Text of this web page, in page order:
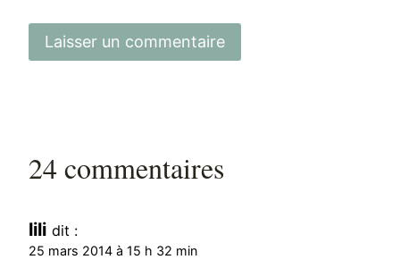
24 commentaires
lili dit :
25 mars 2014 à 15 h 32 min